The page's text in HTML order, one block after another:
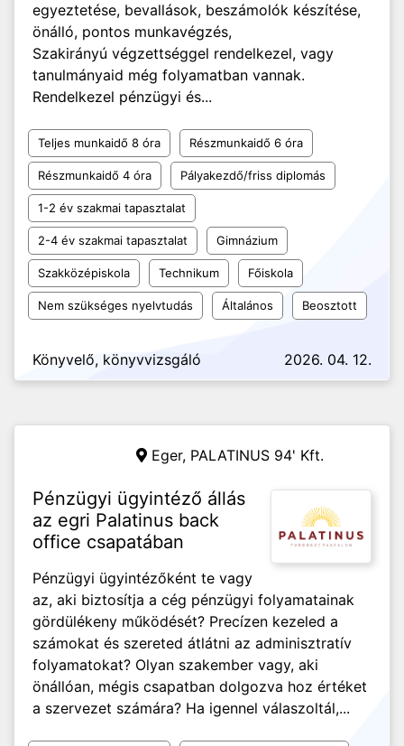
egyeztetése, bevallások, beszámolók készítése,
önálló, pontos munkavégzés,
Szakirányú végzettséggel rendelkezel, vagy
tanulmányaid még folyamatban vannak.
Rendelkezel pénzügyi és...
Teljes munkaidő 8 óra Részmunkaidő 6 óra
Részmunkaidő 4 óra Pályakezdő/friss diplomás
1-2 év szakmai tapasztalat
2-4 év szakmai tapasztalat Gimnázium
Szakközépiskola Technikum Főiskola
Nem szükséges nyelvtudás Általános Beosztott
Könyvelő, könyvvizsgáló 2026. 04. 12.
Eger, PALATINUS 94' Kft.
Pénzügyi ügyintéző állás
az egri Palatinus back
office csapatában
Pénzügyi ügyintézőként te vagy
az, aki biztosítja a cég pénzügyi folyamatainak
gördülékeny működését? Precízen kezeled a
számokat és szereted átlátni az adminisztratív
folyamatokat? Olyan szakember vagy, aki
önállóan, mégis csapatban dolgozva hoz értéket
a szervezet számára? Ha igennel válaszoltál,...